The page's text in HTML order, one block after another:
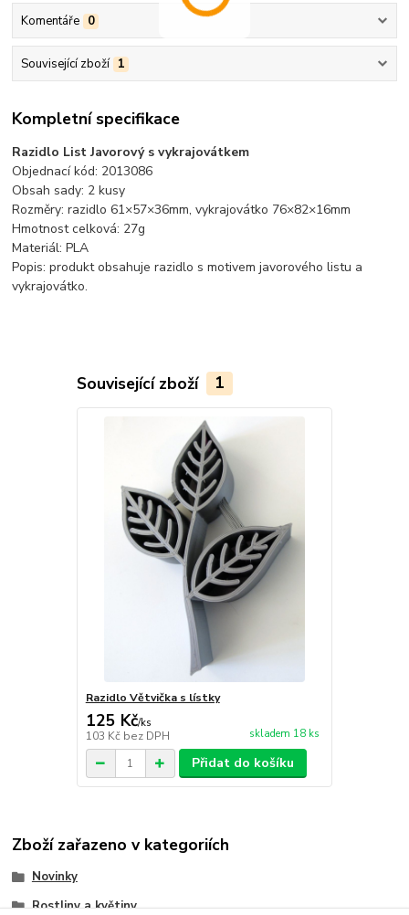
Komentáře 0
Související zboží 1
Kompletní specifikace
Razidlo List Javorový s vykrajovátkem
Objednací kód: 2013086
Obsah sady: 2 kusy
Rozměry: razidlo 61×57×36mm, vykrajovátko 76×82×16mm
Hmotnost celková: 27g
Materiál: PLA
Popis: produkt obsahuje razidlo s motivem javorového listu a
vykrajovátko.
Související zboží 1
Razidlo Větvička s lístky
125 Kč/ks
103 Kč bez DPH skladem 18 ks
Přidat do košíku
Zboží zařazeno v kategoriích
Novinky
Rostliny a květiny